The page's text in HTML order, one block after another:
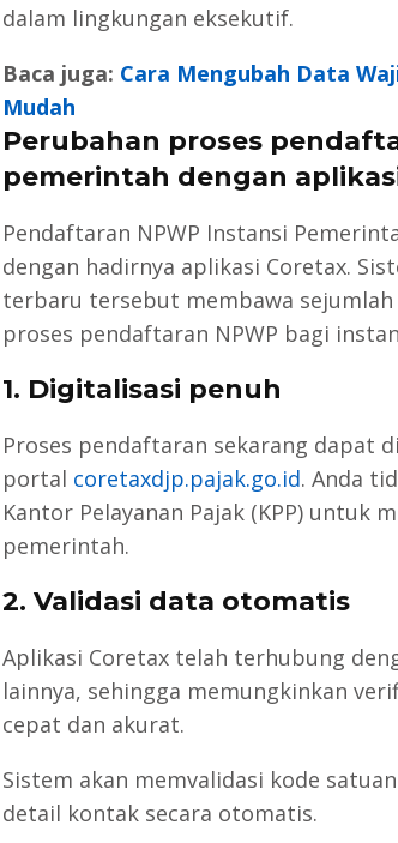
dalam lingkungan eksekutif.
Baca juga: Cara Mengubah Data
Mudah
Perubahan proses
pemerintah dengan
Pendaftaran NPWP Instansi
dengan hadirnya aplikasi Coretax.
terbaru tersebut membawa
proses pendaftaran NPWP bagi
1. Digitalisasi penuh
Proses pendaftaran sekarang dapat
portal coretaxdjp.pajak.go.id. Anda
Kantor Pelayanan Pajak (KPP) untuk
pemerintah.
2. Validasi data otomatis
Aplikasi Coretax telah terhubung
lainnya, sehingga memungkinkan
cepat dan akurat.
Sistem akan memvalidasi kode
detail kontak secara otomatis.